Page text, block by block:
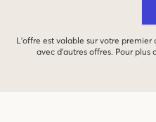
L'offre est valable sur votre
avec d'autres offres. Pour plus